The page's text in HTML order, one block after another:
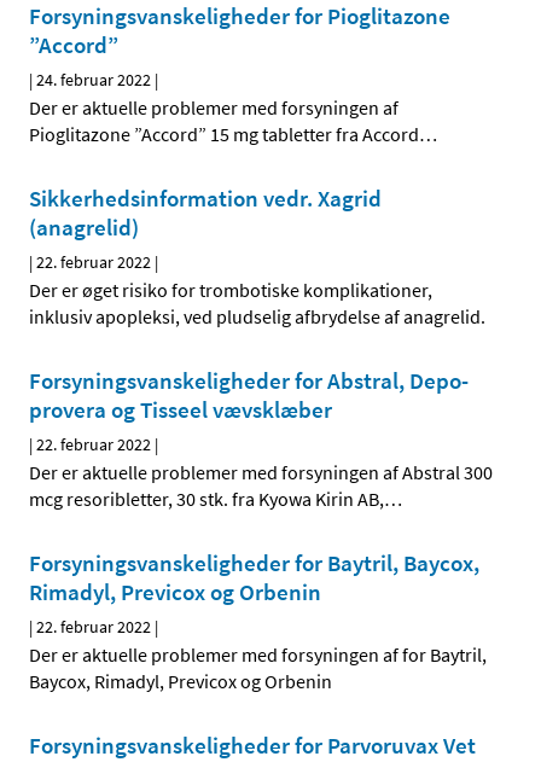
Forsyningsvanskeligheder for Pioglitazone
”Accord”
|24. februar 2022 |
Der er aktuelle problemer med forsyningen af
Pioglitazone ”Accord” 15 mg tabletter fra Accord…
Sikkerhedsinformation vedr. Xagrid
(anagrelid)
|22. februar 2022 |
Der er øget risiko for trombotiske komplikationer,
inklusiv apopleksi, ved pludselig afbrydelse af anagrelid.
Forsyningsvanskeligheder for Abstral, Depo-
provera og Tisseel vævsklæber
|22. februar 2022 |
Der er aktuelle problemer med forsyningen af Abstral 300
mcg resoribletter, 30 stk. fra Kyowa Kirin AB,…
Forsyningsvanskeligheder for Baytril, Baycox,
Rimadyl, Previcox og Orbenin
|22. februar 2022 |
Der er aktuelle problemer med forsyningen af for Baytril,
Baycox, Rimadyl, Previcox og Orbenin
Forsyningsvanskeligheder for Parvoruvax Vet